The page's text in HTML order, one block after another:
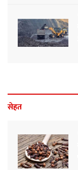
सेहत